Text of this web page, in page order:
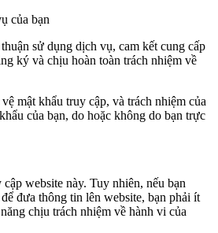
của bạn
sử dụng dịch vụ, cam kết cung cấp
ký và chịu hoàn toàn trách nhiệm về
mật khẩu truy cập, và trách nhiệm của
của bạn, do hoặc không do bạn trực
website này. Tuy nhiên, nếu bạn
đưa thông tin lên website, bạn phải ít
chịu trách nhiệm về hành vi của